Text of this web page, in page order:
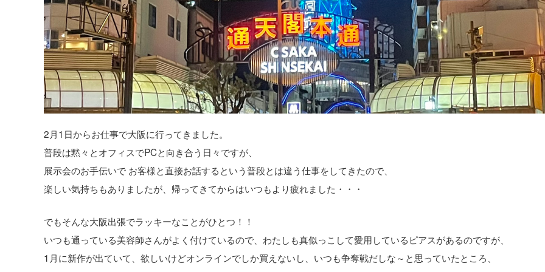
2月1日からお仕事で大阪に行ってきました。
普段は黙々とオフィスでPCと向き合う日々ですが、
展示会のお手伝いで お客様と直接お話するという普段とは違う仕事をしてきたので、
楽しい気持ちもありましたが、帰ってきてからはいつもより疲れました・・・
でもそんな大阪出張でラッキーなことがひとつ！！
いつも通っている美容師さんがよく付けているので、わたしも真似っこして愛用しているピアスがあるのですが、
1月に新作が出ていて、欲しいけどオンラインでしか買えないし、いつも争奪戦だしな～と思っていたところ、